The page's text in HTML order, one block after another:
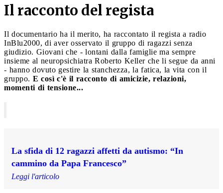
Il racconto del regista
Il documentario ha il merito, ha raccontato il regista a radio
InBlu2000, di aver osservato il gruppo di ragazzi senza
giudizio. Giovani che - lontani dalla famiglie ma sempre
insieme al neuropsichiatra Roberto Keller che li segue da anni
- hanno dovuto gestire la stanchezza, la fatica, la vita con il
gruppo. E così c'è il racconto di amicizie, relazioni,
momenti di tensione...
La sfida di 12 ragazzi affetti da autismo: “In
cammino da Papa Francesco”
Leggi l'articolo